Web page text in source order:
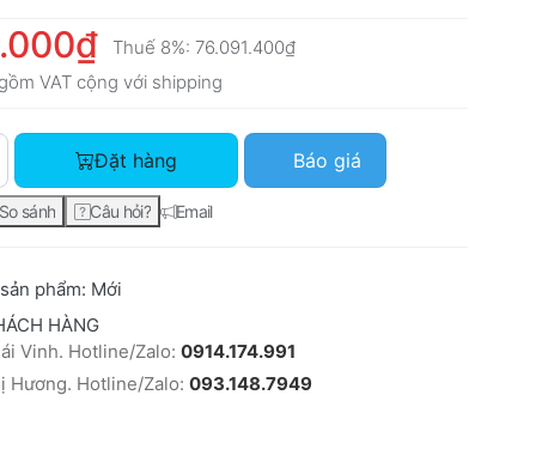
Thuế 8%: 76.091.400₫
VAT cộng với shipping
HP Color LaserJet Enterprise MFP M577f (B5L47A) với giá
Đặt hàng Báo giá
So sánh Câu hỏi? Email
phẩm: Mới
HÀNG
Vinh. Hotline/Zalo: 0914.174.991
Hương. Hotline/Zalo: 093.148.7949